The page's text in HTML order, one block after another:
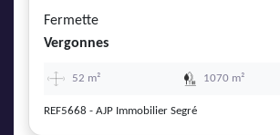
Fermette
Vergonnes
52 m² 1070 m²
REF5668 - AJP Immobilier Segré